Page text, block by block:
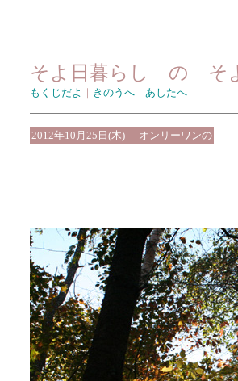
そよ日暮らし の そ
もくじだよ きのうへ あしたへ
2012年10月25日(木) オンリーワンの